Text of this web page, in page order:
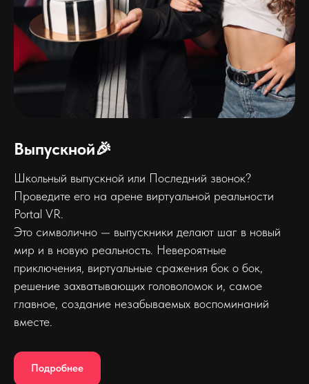
Выпускной🎉
Школьный выпускной или Последний звонок?
Проведите его на арене виртуальной реальности
Portal VR.
Это символично — выпускники делают шаг в новый
мир и в новую реальность. Невероятные
приключения, виртуальные сражения бок о бок,
решение захватывающих головоломок и, самое
главное, создание незабываемых воспоминаний
вместе.
Подробнее